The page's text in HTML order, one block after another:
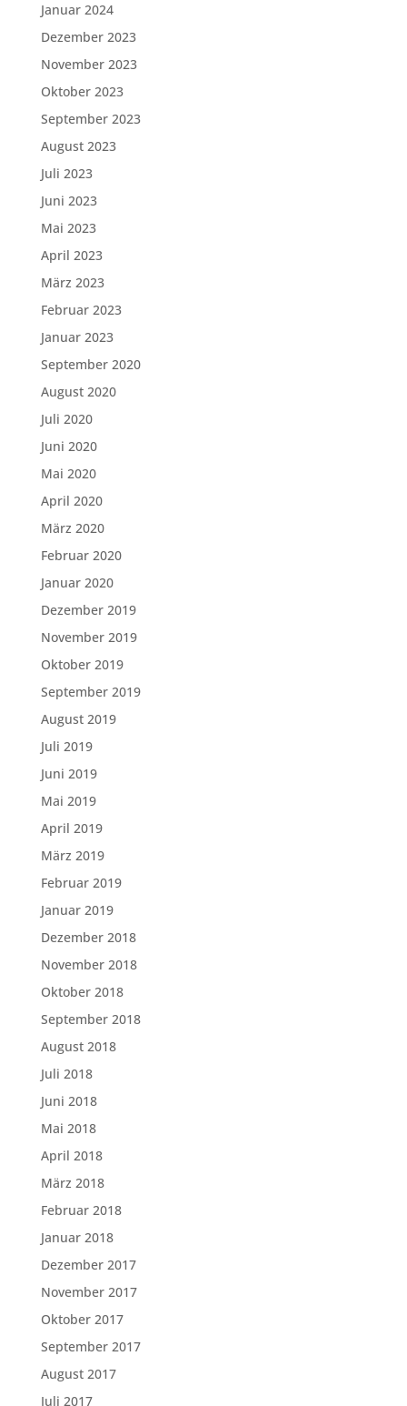
Januar 2024
Dezember 2023
November 2023
Oktober 2023
September 2023
August 2023
Juli 2023
Juni 2023
Mai 2023
April 2023
März 2023
Februar 2023
Januar 2023
September 2020
August 2020
Juli 2020
Juni 2020
Mai 2020
April 2020
März 2020
Februar 2020
Januar 2020
Dezember 2019
November 2019
Oktober 2019
September 2019
August 2019
Juli 2019
Juni 2019
Mai 2019
April 2019
März 2019
Februar 2019
Januar 2019
Dezember 2018
November 2018
Oktober 2018
September 2018
August 2018
Juli 2018
Juni 2018
Mai 2018
April 2018
März 2018
Februar 2018
Januar 2018
Dezember 2017
November 2017
Oktober 2017
September 2017
August 2017
Juli 2017